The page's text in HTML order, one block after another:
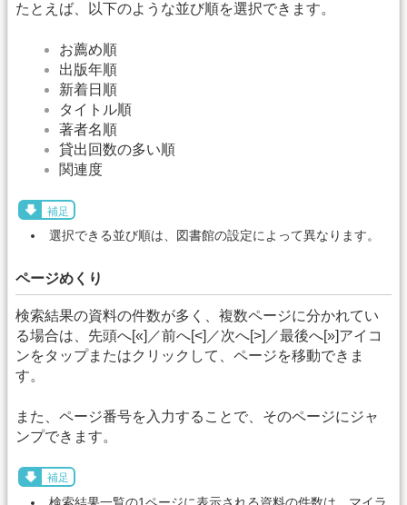
たとえば、以下のような並び順を選択できます。
お薦め順
出版年順
新着日順
タイトル順
著者名順
貸出回数の多い順
関連度
補足
選択できる並び順は、図書館の設定によって異なります。
ページめくり
検索結果の資料の件数が多く、複数ページに分かれてい
る場合は、先頭へ[«]／前へ[<]／次へ[>]／最後へ[»]アイコ
ンをタップまたはクリックして、ページを移動できま
す。
また、ページ番号を入力することで、そのページにジャ
ンプできます。
補足